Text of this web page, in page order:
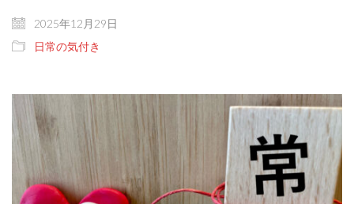
2025年12月29日
日常の気付き